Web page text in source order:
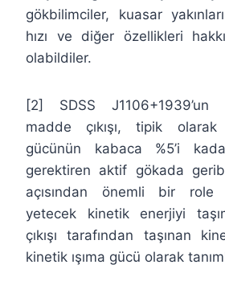
gökbilimciler, kuasar
hızı ve diğer özellikleri
olabildiler.
[2] SDSS J1106+1939’un
madde çıkışı, tipik olarak
gücünün kabaca %5’i
gerektiren aktif gökada
açısından önemli bir role
yetecek kinetik enerjiyi
çıkışı tarafından taşınan
kinetik ışıma gücü olarak